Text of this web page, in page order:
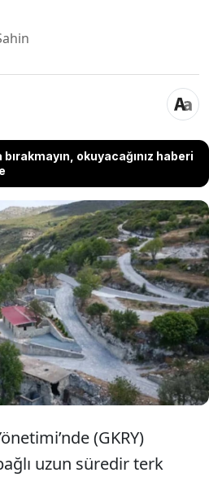
okuyacağınız haberi
Yönetimi’nde Limasol’a bağlı terk
İsrail bağlantılı bir
geniş ölçekli arazi alımları
yarattı. İddialara göre,
arazileri 1-2 Euro gibi düşük
basınında İsrailli yatırımcıların
yılına kadar Kıbrıs Türklerinin
olduğu aktarıldı.
(GKRY)
uzun süredir terk